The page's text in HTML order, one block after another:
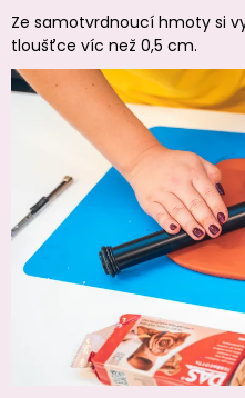
Ze samotvrdnoucí hmoty si
tloušťce víc než 0,5 cm.